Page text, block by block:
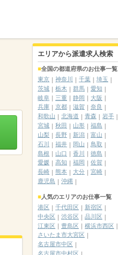
エリアから派遣求人検索
全国の都道府県のお仕事一覧
東京
神奈川 千葉
埼玉
茨城
栃木 群馬
愛知
岐阜
三重 静岡
大阪
兵庫
京都 滋賀
奈良
和歌山
北海道 青森
岩手
宮城
秋田 山形
福島
山梨
長野 新潟
富山
石川
福井 岡山
鳥取
島根
山口 香川
徳島
愛媛
高知 福岡
佐賀
長崎
熊本 大分
宮崎
鹿児島
沖縄
人気のエリアのお仕事一覧
港区
千代田区
新宿区
中央区
渋谷区
品川区
江東区
豊島区
横浜市西区
さいたま市大宮区
名古屋市中区
名古屋市中村区